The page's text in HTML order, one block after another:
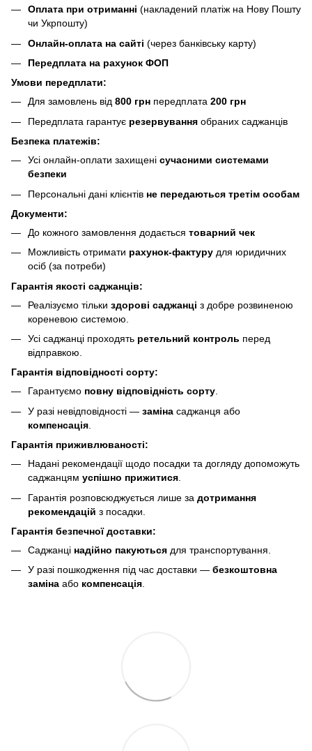
Оплата при отриманні (накладений платіж на Нову Пошту
чи Укрпошту)
Онлайн-оплата на сайті (через банківську карту)
Передплата на рахунок ФОП
Умови передплати:
Для замовлень від 800 грн передплата 200 грн
Передплата гарантує резервування обраних саджанців
Безпека платежів:
Усі онлайн-оплати захищені сучасними системами
безпеки
Персональні дані клієнтів не передаються третім особам
Документи:
До кожного замовлення додається товарний чек
Можливість отримати рахунок-фактуру для юридичних
осіб (за потреби)
Гарантія якості саджанців:
Реалізуємо тільки здорові саджанці з добре розвиненою
кореневою системою.
Усі саджанці проходять ретельний контроль перед
відправкою.
Гарантія відповідності сорту:
Гарантуємо повну відповідність сорту.
У разі невідповідності — заміна саджанця або
компенсація
Гарантія приживлюваності:
Надані рекомендації щодо посадки та догляду допоможуть
саджанцям успішно прижитися.
Гарантія розповсюджується лише за дотримання
рекомендацій з посадки.
Гарантія безпечної доставки:
Саджанці надійно пакуються для транспортування.
У разі пошкодження під час доставки — безкоштовна
заміна або компенсація.